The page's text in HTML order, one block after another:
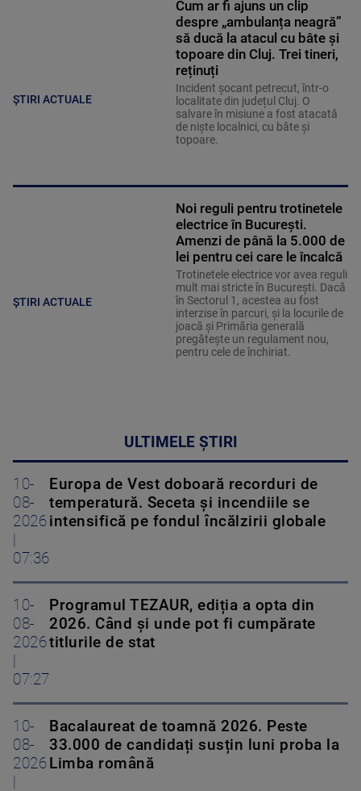
ȘTIRI ACTUALE
Cum ar fi ajuns un clip
despre „ambulanța neagră”
să ducă la atacul cu bâte și
topoare din Cluj. Trei tineri,
reținuți
Incident șocant petrecut, într-o
localitate din județul Cluj. O
salvare în misiune a fost atacată
de niște localnici, cu bâte și
topoare.
ȘTIRI ACTUALE
Noi reguli pentru trotinetele
electrice în București.
Amenzi de până la 5.000 de
lei pentru cei care le încalcă
Trotinetele electrice vor avea reguli
mult mai stricte în București. Dacă
în Sectorul 1, acestea au fost
interzise în parcuri, și la locurile de
joacă și Primăria generală
pregătește un regulament nou,
pentru cele de închiriat.
ULTIMELE ȘTIRI
10-
08-
2026
07:36
Europa de Vest doboară recorduri de
temperatură. Seceta și incendiile se
intensifică pe fondul încălzirii globale
10-
08-
2026
07:27
Programul TEZAUR, ediția a opta din
2026. Când şi unde pot fi cumpărate
titlurile de stat
10-
08-
2026
Bacalaureat de toamnă 2026. Peste
33.000 de candidați susțin luni proba la
Limba română